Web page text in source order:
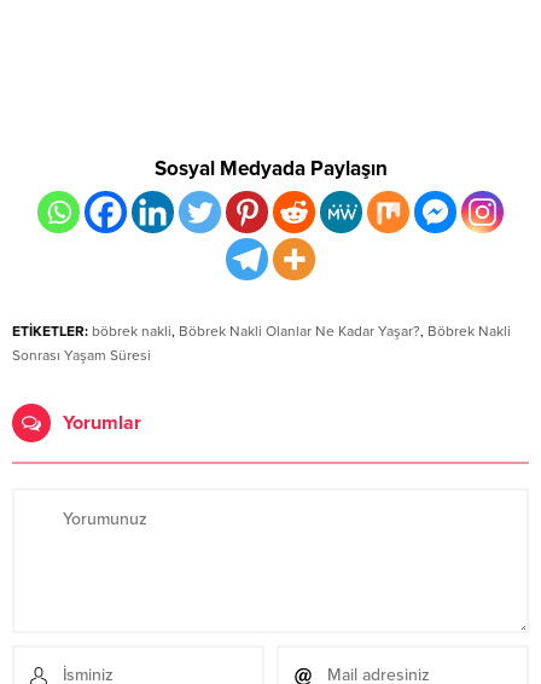
Sosyal Medyada Paylaşın
ETİKETLER: böbrek nakli, Böbrek Nakli Olanlar Ne Kadar Yaşar?, Böbrek Nakli
Sonrası Yaşam Süresi
Yorumlar